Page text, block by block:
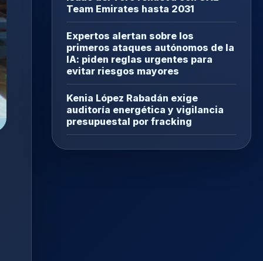
Team Emirates hasta 2031
Expertos alertan sobre los
primeros ataques autónomos de la
IA: piden reglas urgentes para
evitar riesgos mayores
Kenia López Rabadán exige
auditoría energética y vigilancia
presupuestal por fracking